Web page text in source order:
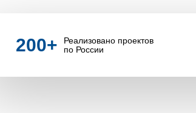
200+
Реализовано проектов
по России